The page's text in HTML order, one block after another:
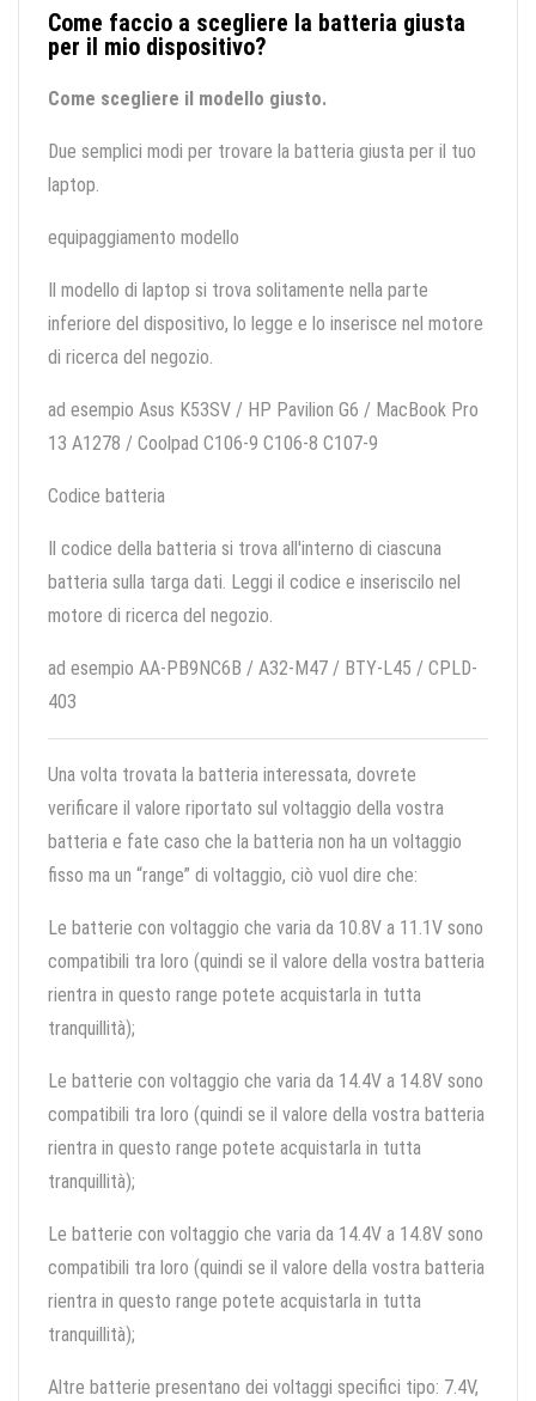
Come faccio a scegliere la batteria giusta
per il mio dispositivo?
Come scegliere il modello giusto.
Due semplici modi per trovare la batteria giusta per il tuo
laptop.
equipaggiamento modello
Il modello di laptop si trova solitamente nella parte
inferiore del dispositivo, lo legge e lo inserisce nel motore
di ricerca del negozio.
ad esempio Asus K53SV / HP Pavilion G6 / MacBook Pro
13 A1278 / Coolpad C106-9 C106-8 C107-9
Codice batteria
Il codice della batteria si trova all'interno di ciascuna
batteria sulla targa dati. Leggi il codice e inseriscilo nel
motore di ricerca del negozio.
ad esempio AA-PB9NC6B / A32-M47 / BTY-L45 / CPLD-
403
Una volta trovata la batteria interessata, dovrete
verificare il valore riportato sul voltaggio della vostra
batteria e fate caso che la batteria non ha un voltaggio
fisso ma un “range” di voltaggio, ciò vuol dire che:
Le batterie con voltaggio che varia da 10.8V a 11.1V sono
compatibili tra loro (quindi se il valore della vostra batteria
rientra in questo range potete acquistarla in tutta
tranquillità);
Le batterie con voltaggio che varia da 14.4V a 14.8V sono
compatibili tra loro (quindi se il valore della vostra batteria
rientra in questo range potete acquistarla in tutta
tranquillità);
Le batterie con voltaggio che varia da 14.4V a 14.8V sono
compatibili tra loro (quindi se il valore della vostra batteria
rientra in questo range potete acquistarla in tutta
tranquillità);
Altre batterie presentano dei voltaggi specifici tipo: 7.4V,